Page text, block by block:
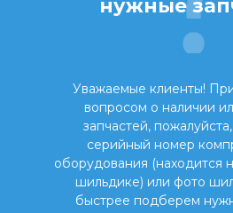
нужные
Уважаемые клиенты!
вопросом о наличии
запчастей,
серийный номер
оборудования (находится
шильдике) или фото
быстрее подберем